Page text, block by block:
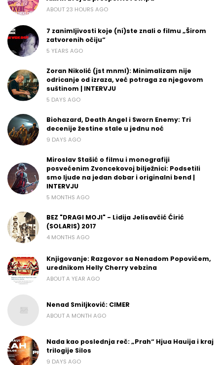
ABOUT 23 HOURS AGO
7 zanimljivosti koje (ni)ste znali o filmu „Širom
zatvorenih očiju“
5 YEARS AGO
Zoran Nikolić (jst mnml): Minimalizam nije
odricanje od izraza, već potraga za njegovom
suštinom | INTERVJU
5 DAYS AGO
Biohazard, Death Angel i Sworn Enemy: Tri
decenije žestine stale u jednu noć
9 DAYS AGO
Miroslav Stašić o filmu i monografiji
posvećenim Zvoncekovoj bilježnici: Podsetili
smo ljude na jedan dobar i originalni bend |
INTERVJU
5 MONTHS AGO
BEZ "DRAGI MOJI" - Lidija Jelisavčić Ćirić
(SOLARIS) 2017
4 MONTHS AGO
Knjigovanje: Razgovor sa Nenadom Popovićem,
urednikom Helly Cherry vebzina
ABOUT A YEAR AGO
Nenad Smiljković: CIMER
ABOUT A MONTH AGO
Nada kao poslednja reč: „Prah“ Hjua Hauija i kraj
trilogije Silos
9 DAYS AGO